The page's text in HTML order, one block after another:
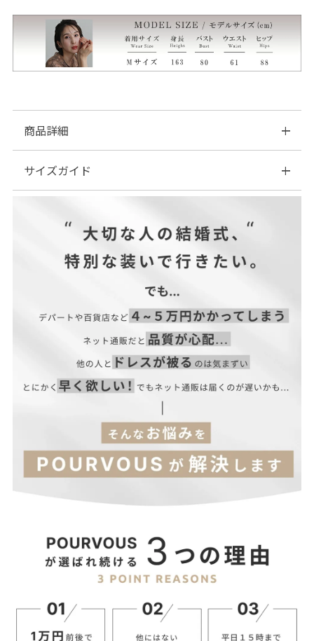
商品詳細
■素材：綿80％ ポリエステル19％ ポリウレタン1％
■裏地：なし
■透け感：なし
■付属品：なし
■サイズ展開M(9号)L(11号)XL(13号)3L(15号)4L(17号)
サイズガイド
サイズ(cm) ウエスト ヒップ
68 90
72
3L
84 106
72
92 114
【当店のサイズガイドはこちら→】